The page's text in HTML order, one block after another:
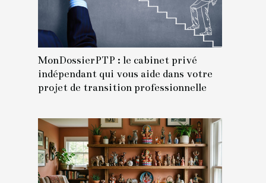
MonDossierPTP : le cabinet privé
indépendant qui vous aide dans votre
projet de transition professionnelle